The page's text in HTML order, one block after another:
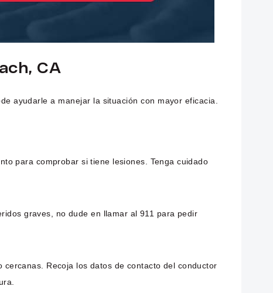
CA
ayudarle a manejar la situación con mayor eficacia.
para comprobar si tiene lesiones. Tenga cuidado
graves, no dude en llamar al 911 para pedir
Recoja los datos de contacto del conductor